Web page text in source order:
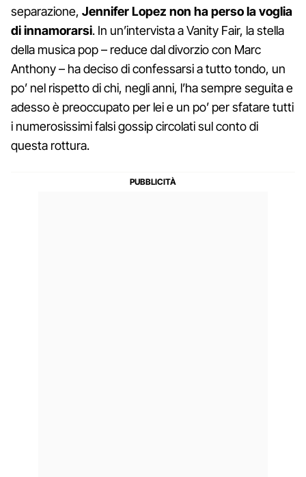
separazione, Jennifer Lopez non ha perso la voglia
di innamorarsi. In un’intervista a Vanity Fair, la stella
della musica pop – reduce dal divorzio con Marc
Anthony – ha deciso di confessarsi a tutto tondo, un
po’ nel rispetto di chi, negli anni, l’ha sempre seguita e
adesso è preoccupato per lei e un po’ per sfatare tutti
i numerosissimi falsi gossip circolati sul conto di
questa rottura.